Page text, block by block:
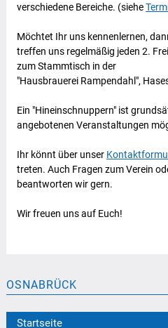
verschiedene Bereiche. (siehe
Möchtet Ihr uns kennenlernen,
treffen uns regelmäßig jeden 2.
zum Stammtisch in der
"Hausbrauerei Rampendahl",
Ein "Hineinschnuppern" ist
angebotenen Veranstaltungen
Ihr könnt über unser
treten. Auch Fragen zum Verein
beantworten wir gern.
Wir freuen uns auf Euch!
OSNABRÜCK
Startseite